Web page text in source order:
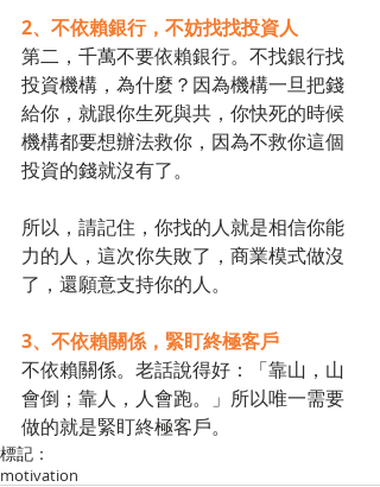
2、不依賴銀行，不妨找找投資人
第二，千萬不要依賴銀行。不找銀行找
投資機構，為什麼？因為機構一旦把錢
給你，就跟你生死與共，你快死的時候
機構都要想辦法救你，因為不救你這個
投資的錢就沒有了。
所以，請記住，你找的人就是相信你能
力的人，這次你失敗了，商業模式做沒
了，還願意支持你的人。
3、不依賴關係，緊盯終極客戶
不依賴關係。老話說得好：「靠山，山
會倒；靠人，人會跑。」所以唯一需要
做的就是緊盯終極客戶。
標記：
motivation